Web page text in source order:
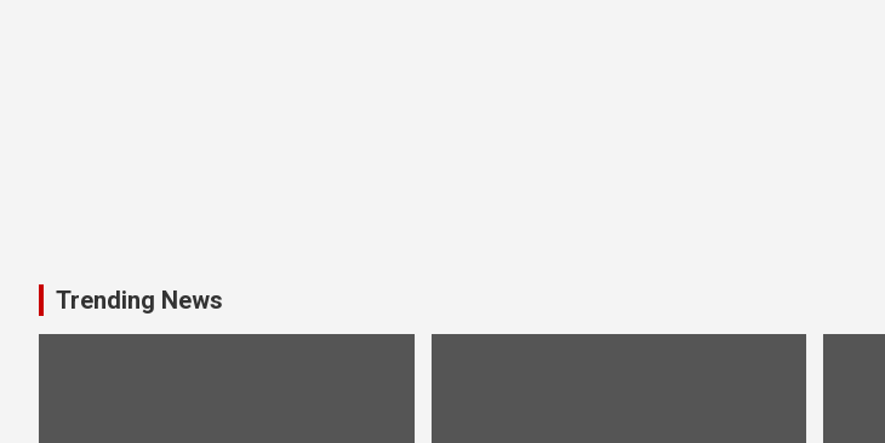
Trending News